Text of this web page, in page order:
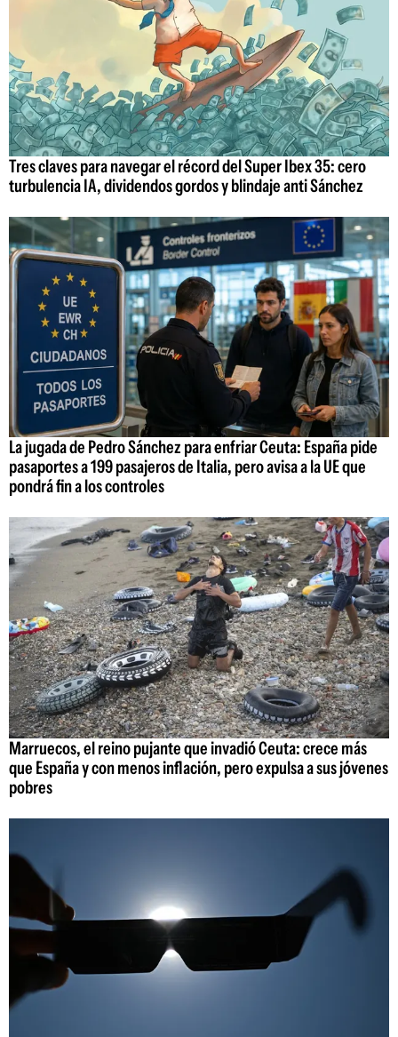
Tres claves para navegar el récord del Super Ibex 35: cero
turbulencia IA, dividendos gordos y blindaje anti Sánchez
La jugada de Pedro Sánchez para enfriar Ceuta: España pide
pasaportes a 199 pasajeros de Italia, pero avisa a la UE que
pondrá fin a los controles
Marruecos, el reino pujante que invadió Ceuta: crece más
que España y con menos inflación, pero expulsa a sus jóvenes
pobres